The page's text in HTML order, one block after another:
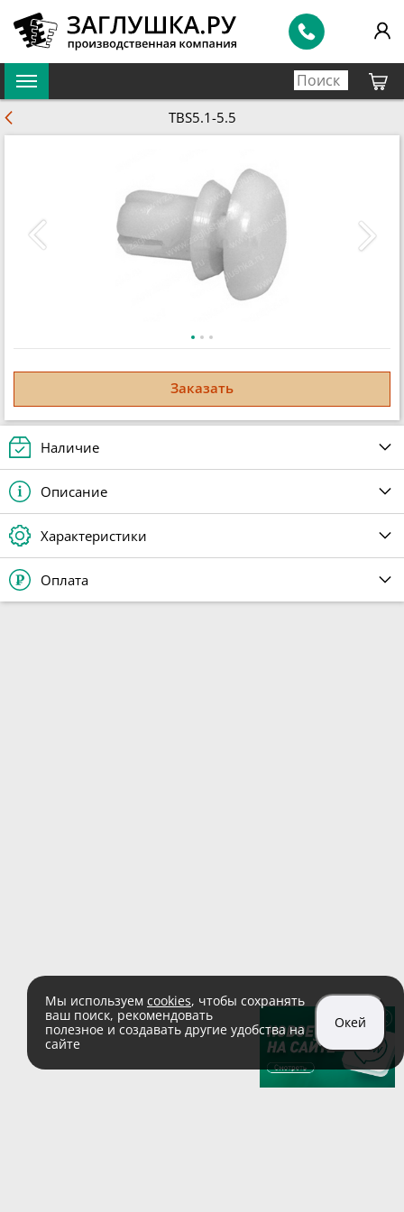
TBS5.1-5.5
Заказать
Наличие
Описание
Характеристики
Оплата
Мы используем cookies, чтобы сохранять
ваш поиск, рекомендовать
полезное и создавать другие удобства на
сайте
Окей